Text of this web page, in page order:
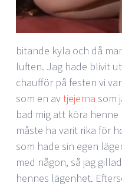
bitande kyla och då
luften. Jag hade blivit
chaufför på festen vi
som en avtjejerna som
bad mig att köra
måste ha varit rika för
som hade sin egen
med någon, så jag
hennes lägenhet.